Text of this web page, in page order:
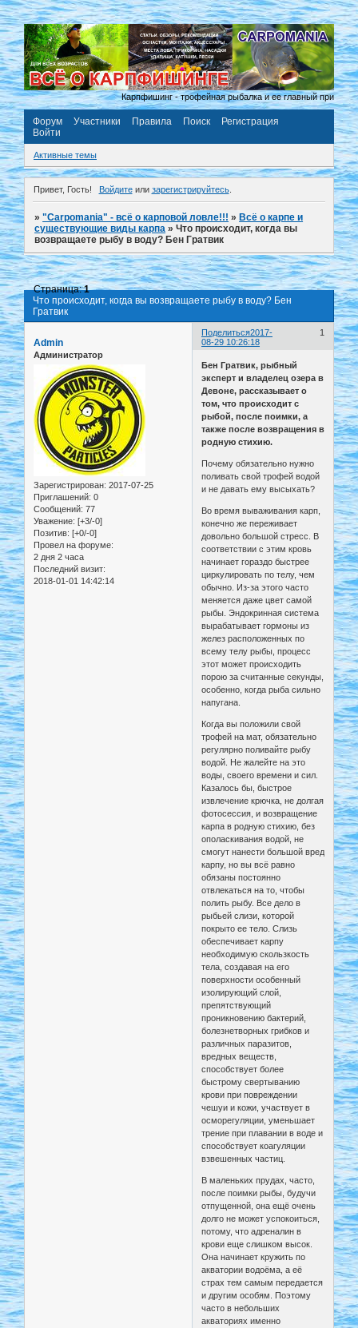
Карпфишинг - трофейная рыбалка и ее главный принцип
Форум Участники Правила Поиск
Регистрация
Войти
Активные темы
Привет, Гость! Войдитеили зарегистрируйтесь.
»"Carpomania" - всё о карповой ловле!!! »Всё о карпе и
существующие виды карпа »Что происходит, когда вы
возвращаете рыбу в воду? Бен Гратвик
Что происходит, когда вы возвращаете рыбу в воду? Бен
Гратвик
Страница:1
Поделиться 1
2017-
08-29 10:26:18
Admin
Администратор
Зарегистрирован: 2017-07-25
Приглашений: 0
Сообщений: 77
Уважение: [+3/-0]
Позитив: [+0/-0]
Провел на форуме:
2 дня 2 часа
Последний визит:
2018-01-01 14:42:14
Бен Гратвик, рыбный
эксперт и владелец озера в
Девоне, рассказывает о
том, что происходит с
рыбой, после поимки, а
также после возвращения в
родную стихию.
Почему обязательно нужно
поливать свой трофей водой
и не давать ему высыхать?
Во время вываживания карп,
конечно же переживает
довольно большой стресс. В
соответствии с этим кровь
начинает гораздо быстрее
циркулировать по телу, чем
обычно. Из-за этого часто
меняется даже цвет самой
рыбы. Эндокринная система
вырабатывает гормоны из
желез расположенных по
всему телу рыбы, процесс
этот может происходить
порою за считанные секунды,
особенно, когда рыба сильно
напугана.
Когда вы положили свой
трофей на мат, обязательно
регулярно поливайте рыбу
водой. Не жалейте на это
воды, своего времени и сил.
Казалось бы, быстрое
извлечение крючка, не долгая
фотосессия, и возвращение
карпа в родную стихию, без
ополаскивания водой, не
смогут нанести большой вред
карпу, но вы всё равно
обязаны постоянно
отвлекаться на то, чтобы
полить рыбу. Все дело в
рыбьей слизи, которой
покрыто ее тело. Слизь
обеспечивает карпу
необходимую скользкость
тела, создавая на его
поверхности особенный
изолирующий слой,
препятствующий
проникновению бактерий,
болезнетворных грибков и
различных паразитов,
вредных веществ,
способствует более
быстрому свертыванию
крови при повреждении
чешуи и кожи, участвует в
осморегуляции, уменьшает
трение при плавании в воде и
способствует коагуляции
взвешенных частиц.
В маленьких прудах, часто,
после поимки рыбы, будучи
отпущенной, она ещё очень
долго не может успокоиться,
потому, что адреналин в
крови еще слишком высок.
Она начинает кружить по
акватории водоёма, а её
страх тем самым передается
и другим особям. Поэтому
часто в небольших
акваториях именно